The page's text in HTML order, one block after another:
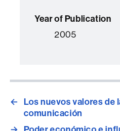
Year of Publication
2005
←
Los nuevos valores de
comunicación